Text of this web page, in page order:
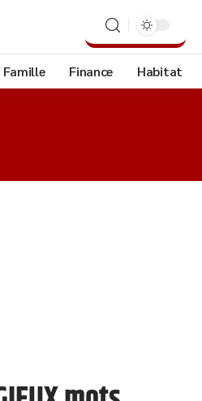
Famille Finance Habitat